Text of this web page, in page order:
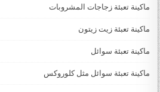
ماكينة تعبئة زجاجات المشروبات
ماكينة تعبئة زيت زيتون
ماكينة تعبئة سوائل
ماكينة تعبئة سوائل مثل كلوروكس